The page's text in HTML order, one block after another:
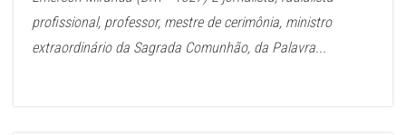
profissional, professor, mestre de cerimônia, ministro
extraordinário da Sagrada Comunhão, da Palavra...